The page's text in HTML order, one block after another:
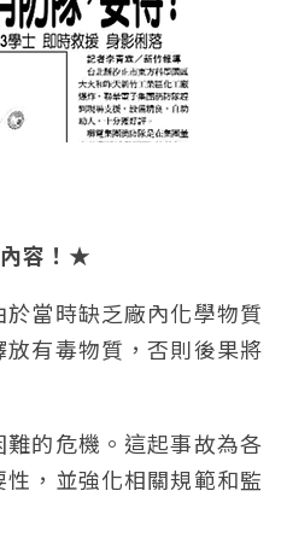
容！★
當時缺乏廠內化學物質
有毒物質，否則後果將
的危機。這起事故為各
，並強化相關規範和監